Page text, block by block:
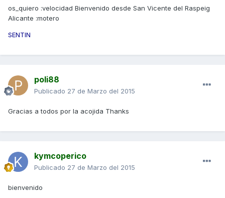
os_quiero :velocidad Bienvenido desde San Vicente del Raspeig
Alicante :motero
SENTIN
poli88
Publicado 27 de Marzo del 2015
Gracias a todos por la acojida Thanks
kymcoperico
Publicado 27 de Marzo del 2015
bienvenido